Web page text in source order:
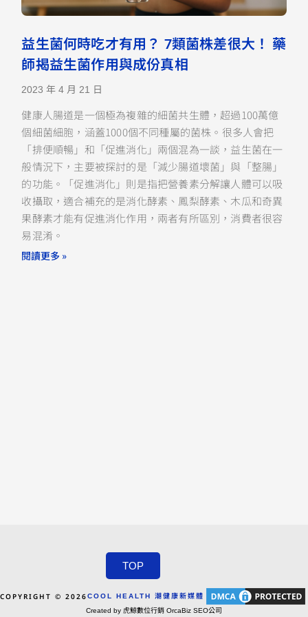
益生菌何時吃才有用？ 7類菌株差很大！ 藥
師揭益生菌作用與成份真相
2023 年 4 月 21 日
健康人腸道是一個極為複雜的細菌共生體，超過100萬億
個細菌細胞，涵蓋1000個不同種屬的菌株。很多人會把
「排便順暢」和「促進消化」兩個混為一談，益生菌在一
般情況下，主要被探討的是「減少腸道壞菌」與「整腸」
的功能。「促進消化」則是指把營養素分解讓人體可以吸
收攝取，適合補充的是消化酵素、鳳梨酵素、木瓜和奇異
果酵素才能有促進消化作用，兩者有所區別，消費者很容
易混淆。
閱讀更多 »
TOP
COPYRIGHT © 2026COOL HEALTH 潮健康新媒體
Created by 虎鯨數位行銷 OrcaBiz SEO公司